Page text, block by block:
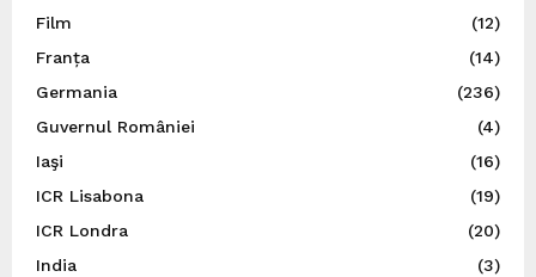
Film
(12)
Franța
(14)
Germania
(236)
Guvernul României
(4)
Iaşi
(16)
ICR Lisabona
(19)
ICR Londra
(20)
India
(3)